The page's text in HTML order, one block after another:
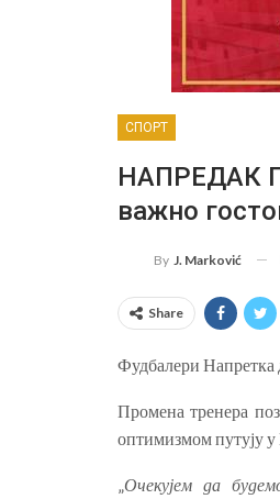
СПОРТ
НАПРЕДАК
важно
By J. Marković
Share
Фудбалери Напретка
Промена тренера
оптимизмом путују
„Очекујем да